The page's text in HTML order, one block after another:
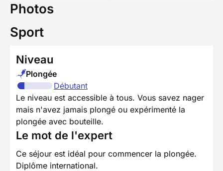
Photos
Sport
Niveau
Plongée
Débutant
Le niveau est accessible à tous. Vous savez nager
mais n'avez jamais plongé ou expérimenté la
plongée avec bouteille.
Le mot de l'expert
Ce séjour est idéal pour commencer la plongée.
Diplôme international.